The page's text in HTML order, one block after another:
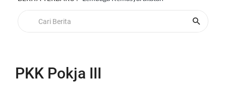
PKK Pokja III